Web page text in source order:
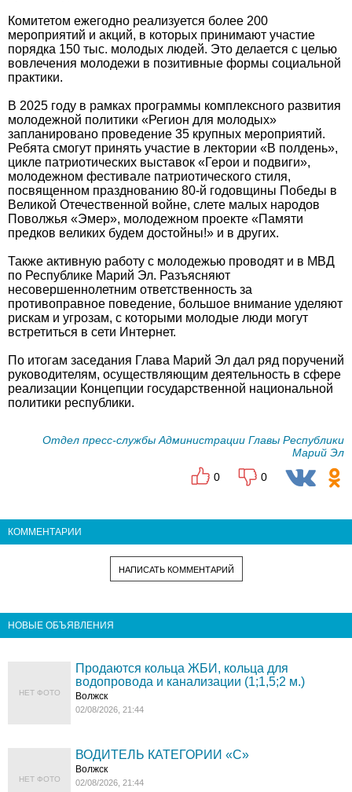
Комитетом ежегодно реализуется более 200
мероприятий и акций, в которых принимают участие
порядка 150 тыс. молодых людей. Это делается с целью
вовлечения молодежи в позитивные формы социальной
практики.
В 2025 году в рамках программы комплексного развития
молодежной политики «Регион для молодых»
запланировано проведение 35 крупных мероприятий.
Ребята смогут принять участие в лектории «В полдень»,
цикле патриотических выставок «Герои и подвиги»,
молодежном фестивале патриотического стиля,
посвященном празднованию 80-й годовщины Победы в
Великой Отечественной войне, слете малых народов
Поволжья «Эмер», молодежном проекте «Памяти
предков великих будем достойны!» и в других.
Также активную работу с молодежью проводят и в МВД
по Республике Марий Эл. Разъясняют
несовершеннолетним ответственность за
противоправное поведение, большое внимание уделяют
рискам и угрозам, с которыми молодые люди могут
встретиться в сети Интернет.
По итогам заседания Глава Марий Эл дал ряд поручений
руководителям, осуществляющим деятельность в сфере
реализации Концепции государственной национальной
политики республики.
Отдел пресс-службы Администрации Главы Республики
Марий Эл
0
0
КОММЕНТАРИИ
НАПИСАТЬ КОММЕНТАРИЙ
НОВЫЕ ОБЪЯВЛЕНИЯ
НЕТ ФОТО
Продаются кольца ЖБИ, кольца для
водопровода и канализации (1;1,5;2 м.)
Волжск
02/08/2026, 21:44
НЕТ ФОТО
ВОДИТЕЛЬ КАТЕГОРИИ «C»
Волжск
02/08/2026, 21:44